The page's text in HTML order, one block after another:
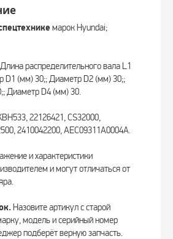
марок Hyundai;
Длина распределительного вала L1
D1 (мм) 30;; Диаметр D2 (мм) 30;;
Диаметр D4 (мм) 30.
22126421, CS32000,
2410042200, AEC09311A0004A.
и характеристики
и могут отличаться от
Назовите артикул с старой
модель и серийный номер
подберёт верную запчасть.